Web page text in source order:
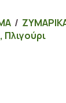
/
Πλιγούρι